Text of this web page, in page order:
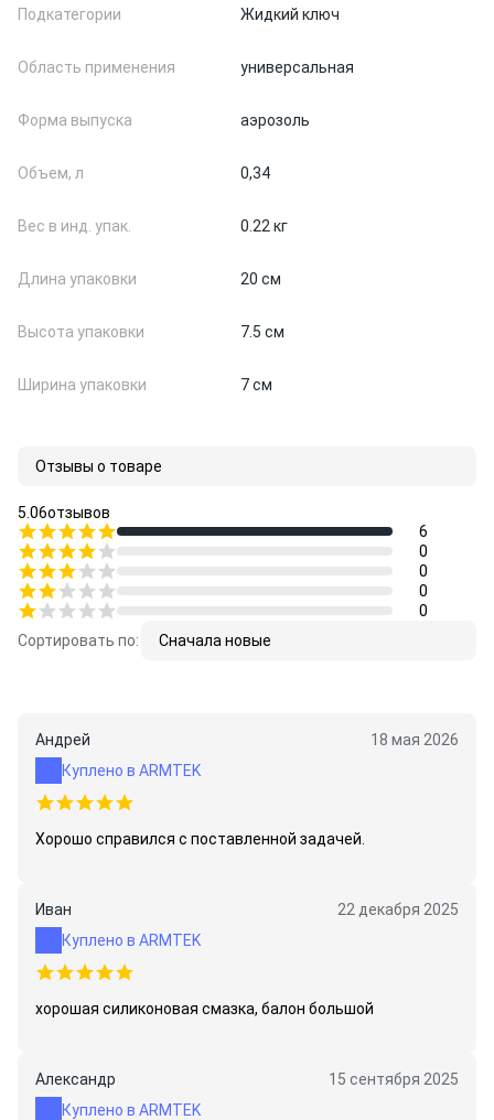
Подкатегории Жидкий ключ
Область применения универсальная
Форма выпуска аэрозоль
Объем, л 0,34
Вес в инд. упак. 0.22 кг
Длина упаковки 20 см
Высота упаковки 7.5 см
Ширина упаковки 7 см
Отзывы о товаре
5.06отзывов
6
0
0
0
0
Сортировать по:
Сначала новые
Андрей
18 мая 2026
Куплено в ARMTEK
Хорошо справился с поставленной задачей.
Иван
22 декабря 2025
Куплено в ARMTEK
хорошая силиконовая смазка, балон большой
Александр
15 сентября 2025
Куплено в ARMTEK